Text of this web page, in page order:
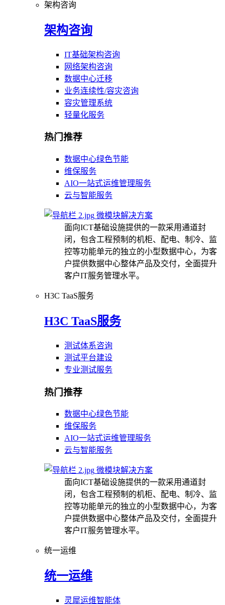
架构咨询
架构咨询
IT基础架构咨询
网络架构咨询
数据中心迁移
业务连续性/容灾咨询
容灾管理系统
轻量化服务
热门推荐
数据中心绿色节能
维保服务
AIO一站式运维管理服务
云与智能服务
微模块解决方案
面向ICT基础设施提供的一款采用通道封
闭，包含工程预制的机柜、配电、制冷、监
控等功能单元的独立的小型数据中心，为客
户提供数据中心整体产品及交付，全面提升
客户IT服务管理水平。
H3C TaaS服务
H3C TaaS服务
测试体系咨询
测试平台建设
专业测试服务
热门推荐
数据中心绿色节能
维保服务
AIO一站式运维管理服务
云与智能服务
微模块解决方案
面向ICT基础设施提供的一款采用通道封
闭，包含工程预制的机柜、配电、制冷、监
控等功能单元的独立的小型数据中心，为客
户提供数据中心整体产品及交付，全面提升
客户IT服务管理水平。
统一运维
统一运维
灵犀运维智能体